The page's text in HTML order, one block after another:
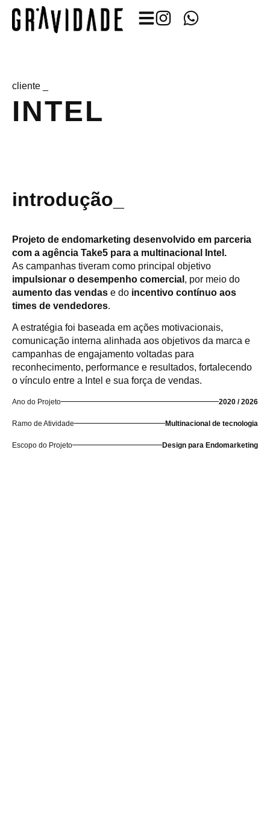
cliente _
INTEL
introdução_
Projeto de endomarketing desenvolvido em parceria
com a agência Take5 para a multinacional Intel.
As campanhas tiveram como principal objetivo
impulsionar o desempenho comercial , por meio do
aumento das vendas e do incentivo contínuo aos
times de vendedores.
A estratégia foi baseada em ações motivacionais,
comunicação interna alinhada aos objetivos da marca e
campanhas de engajamento voltadas para
reconhecimento, performance e resultados, fortalecendo
o vínculo entre a Intel e sua força de vendas.
Ano do Projeto 2020 / 2026
Ramo de Atividade Multinacional de tecnologia
Escopo do Projeto Design para Endomarketing